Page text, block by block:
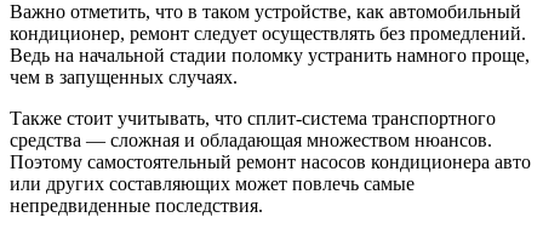
Важно отметить, что в таком устройстве, как автомобильный
кондиционер, ремонт следует осуществлять без промедлений.
Ведь на начальной стадии поломку устранить намного проще,
чем в запущенных случаях.
Также стоит учитывать, что сплит-система транспортного
средства — сложная и обладающая множеством нюансов.
Поэтому самостоятельный ремонт насосов кондиционера авто
или других составляющих может повлечь самые
непредвиденные последствия.